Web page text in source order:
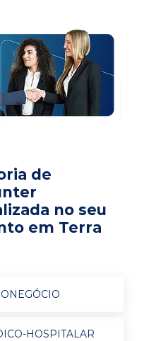
de
no seu
em Terra
HOSPITALAR